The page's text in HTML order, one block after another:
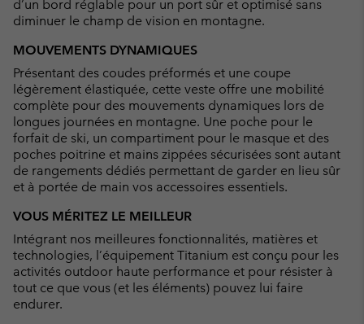
d’un bord réglable pour un port sûr et optimisé sans
diminuer le champ de vision en montagne.
MOUVEMENTS DYNAMIQUES
Présentant des coudes préformés et une coupe
légèrement élastiquée, cette veste offre une mobilité
complète pour des mouvements dynamiques lors de
longues journées en montagne. Une poche pour le
forfait de ski, un compartiment pour le masque et des
poches poitrine et mains zippées sécurisées sont autant
de rangements dédiés permettant de garder en lieu sûr
et à portée de main vos accessoires essentiels.
VOUS MÉRITEZ LE MEILLEUR
Intégrant nos meilleures fonctionnalités, matières et
technologies, l’équipement Titanium est conçu pour les
activités outdoor haute performance et pour résister à
tout ce que vous (et les éléments) pouvez lui faire
endurer.